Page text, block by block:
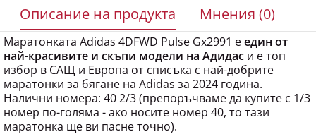
Описание на продукта Мнения (0)
Маратонката Adidas 4DFWD Pulse Gx2991 еедин от
най-красивите и скъпи модели на Адидас и е топ
избор в САЩ и Европа от списъка с най-добрите
маратонки за бягане на Adidas за 2024 година.
Налични номера: 40 2/3 (препоръчваме да купите с 1/3
номер по-голяма - ако носите номер 40, то тази
маратонка ще ви пасне точно).